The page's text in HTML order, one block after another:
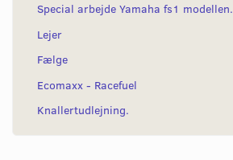
Special arbejde Yamaha fs1 modellen.
Lejer
Fælge
Ecomaxx - Racefuel
Knallertudlejning.